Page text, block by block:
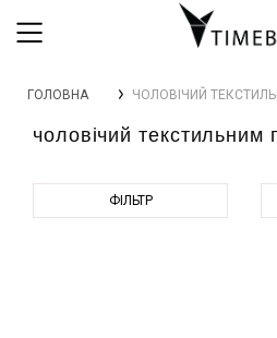
044 392 44 45
067 344 14 44
099 399 23 80
Безкоштовно по Україні
ГОЛОВНА ЧОЛОВІЧИЙ
чоловічий текстильним
ФІЛЬТР